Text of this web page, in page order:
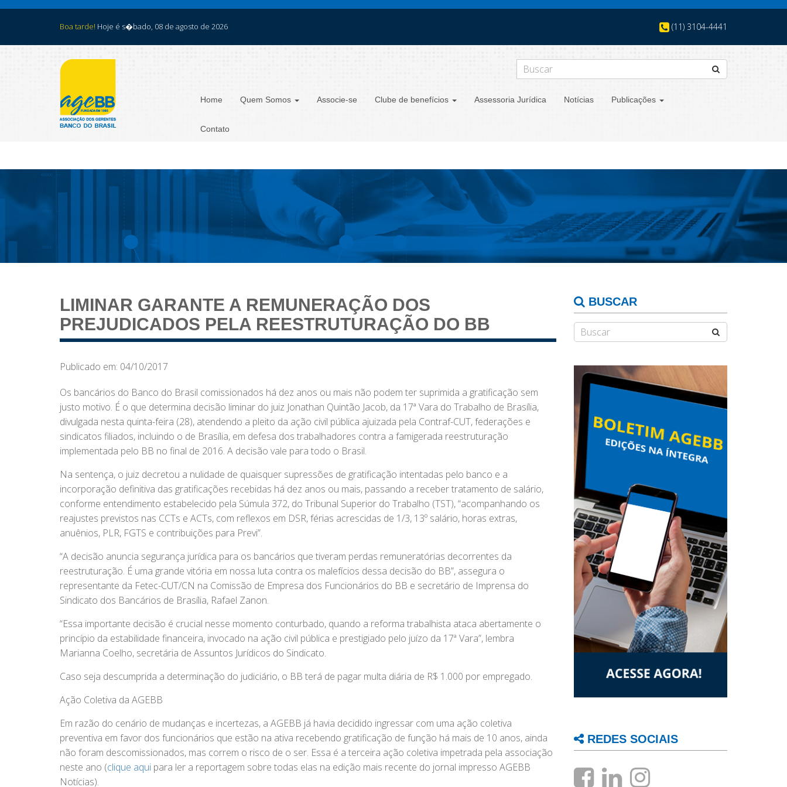
Boa tarde! Hoje é s�bado, 08 de agosto de 2026 (11) 3104-4441
Home Quem Somos Associe-se Clube de benefícios Assessoria Jurídica Notícias Publicações
Contato
LIMINAR GARANTE A REMUNERAÇÃO DOS
PREJUDICADOS PELA REESTRUTURAÇÃO DO BB
Publicado em: 04/10/2017
Os bancários do Banco do Brasil comissionados há dez anos ou mais não podem ter suprimida a gratificação sem
justo motivo. É o que determina decisão liminar do juiz Jonathan Quintão Jacob, da 17ª Vara do Trabalho de Brasília,
divulgada nesta quinta-feira (28), atendendo a pleito da ação civil pública ajuizada pela Contraf-CUT, federações e
sindicatos filiados, incluindo o de Brasília, em defesa dos trabalhadores contra a famigerada reestruturação
implementada pelo BB no final de 2016. A decisão vale para todo o Brasil.
Na sentença, o juiz decretou a nulidade de quaisquer supressões de gratificação intentadas pelo banco e a
incorporação definitiva das gratificações recebidas há dez anos ou mais, passando a receber tratamento de salário,
conforme entendimento estabelecido pela Súmula 372, do Tribunal Superior do Trabalho (TST), “acompanhando os
reajustes previstos nas CCTs e ACTs, com reflexos em DSR, férias acrescidas de 1/3, 13º salário, horas extras,
anuênios, PLR, FGTS e contribuições para Previ”.
“A decisão anuncia segurança jurídica para os bancários que tiveram perdas remuneratórias decorrentes da
reestruturação. É uma grande vitória em nossa luta contra os malefícios dessa decisão do BB”, assegura o
representante da Fetec-CUT/CN na Comissão de Empresa dos Funcionários do BB e secretário de Imprensa do
Sindicato dos Bancários de Brasília, Rafael Zanon.
“Essa importante decisão é crucial nesse momento conturbado, quando a reforma trabalhista ataca abertamente o
princípio da estabilidade financeira, invocado na ação civil pública e prestigiado pelo juízo da 17ª Vara”, lembra
Marianna Coelho, secretária de Assuntos Jurídicos do Sindicato.
Caso seja descumprida a determinação do judiciário, o BB terá de pagar multa diária de R$ 1.000 por empregado.
Ação Coletiva da AGEBB
Em razão do cenário de mudanças e incertezas, a AGEBB já havia decidido ingressar com uma ação coletiva
preventiva em favor dos funcionários que estão na ativa recebendo gratificação de função há mais de 10 anos, ainda
não foram descomissionados, mas correm o risco de o ser. Essa é a terceira ação coletiva impetrada pela associação
neste ano (clique aqui para ler a reportagem sobre todas elas na edição mais recente do jornal impresso AGEBB
Notícias).
BUSCAR
REDES SOCIAIS